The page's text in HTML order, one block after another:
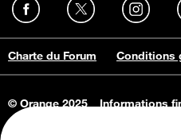
Charte du Forum Conditions
© Orange 2025
Informations